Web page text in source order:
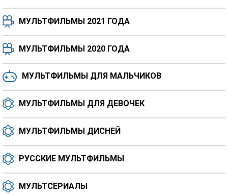
6.5 6.6 6.0 6.4
МУЛЬТФИЛЬМЫ 2021 ГОДА
МУЛЬТФИЛЬМЫ 2020 ГОДА
МУЛЬТФИЛЬМЫ ДЛЯ МАЛЬЧИКОВ
МУЛЬТФИЛЬМЫ ДЛЯ ДЕВОЧЕК
МУЛЬТФИЛЬМЫ ДИСНЕЙ
РУССКИЕ МУЛЬТФИЛЬМЫ
МУЛЬТСЕРИАЛЫ